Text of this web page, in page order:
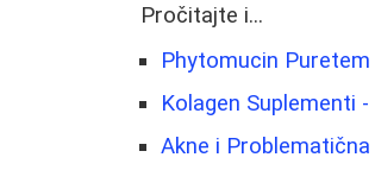
Pročitajte i...
Phytomucin
Kolagen Suplementi
Akne i